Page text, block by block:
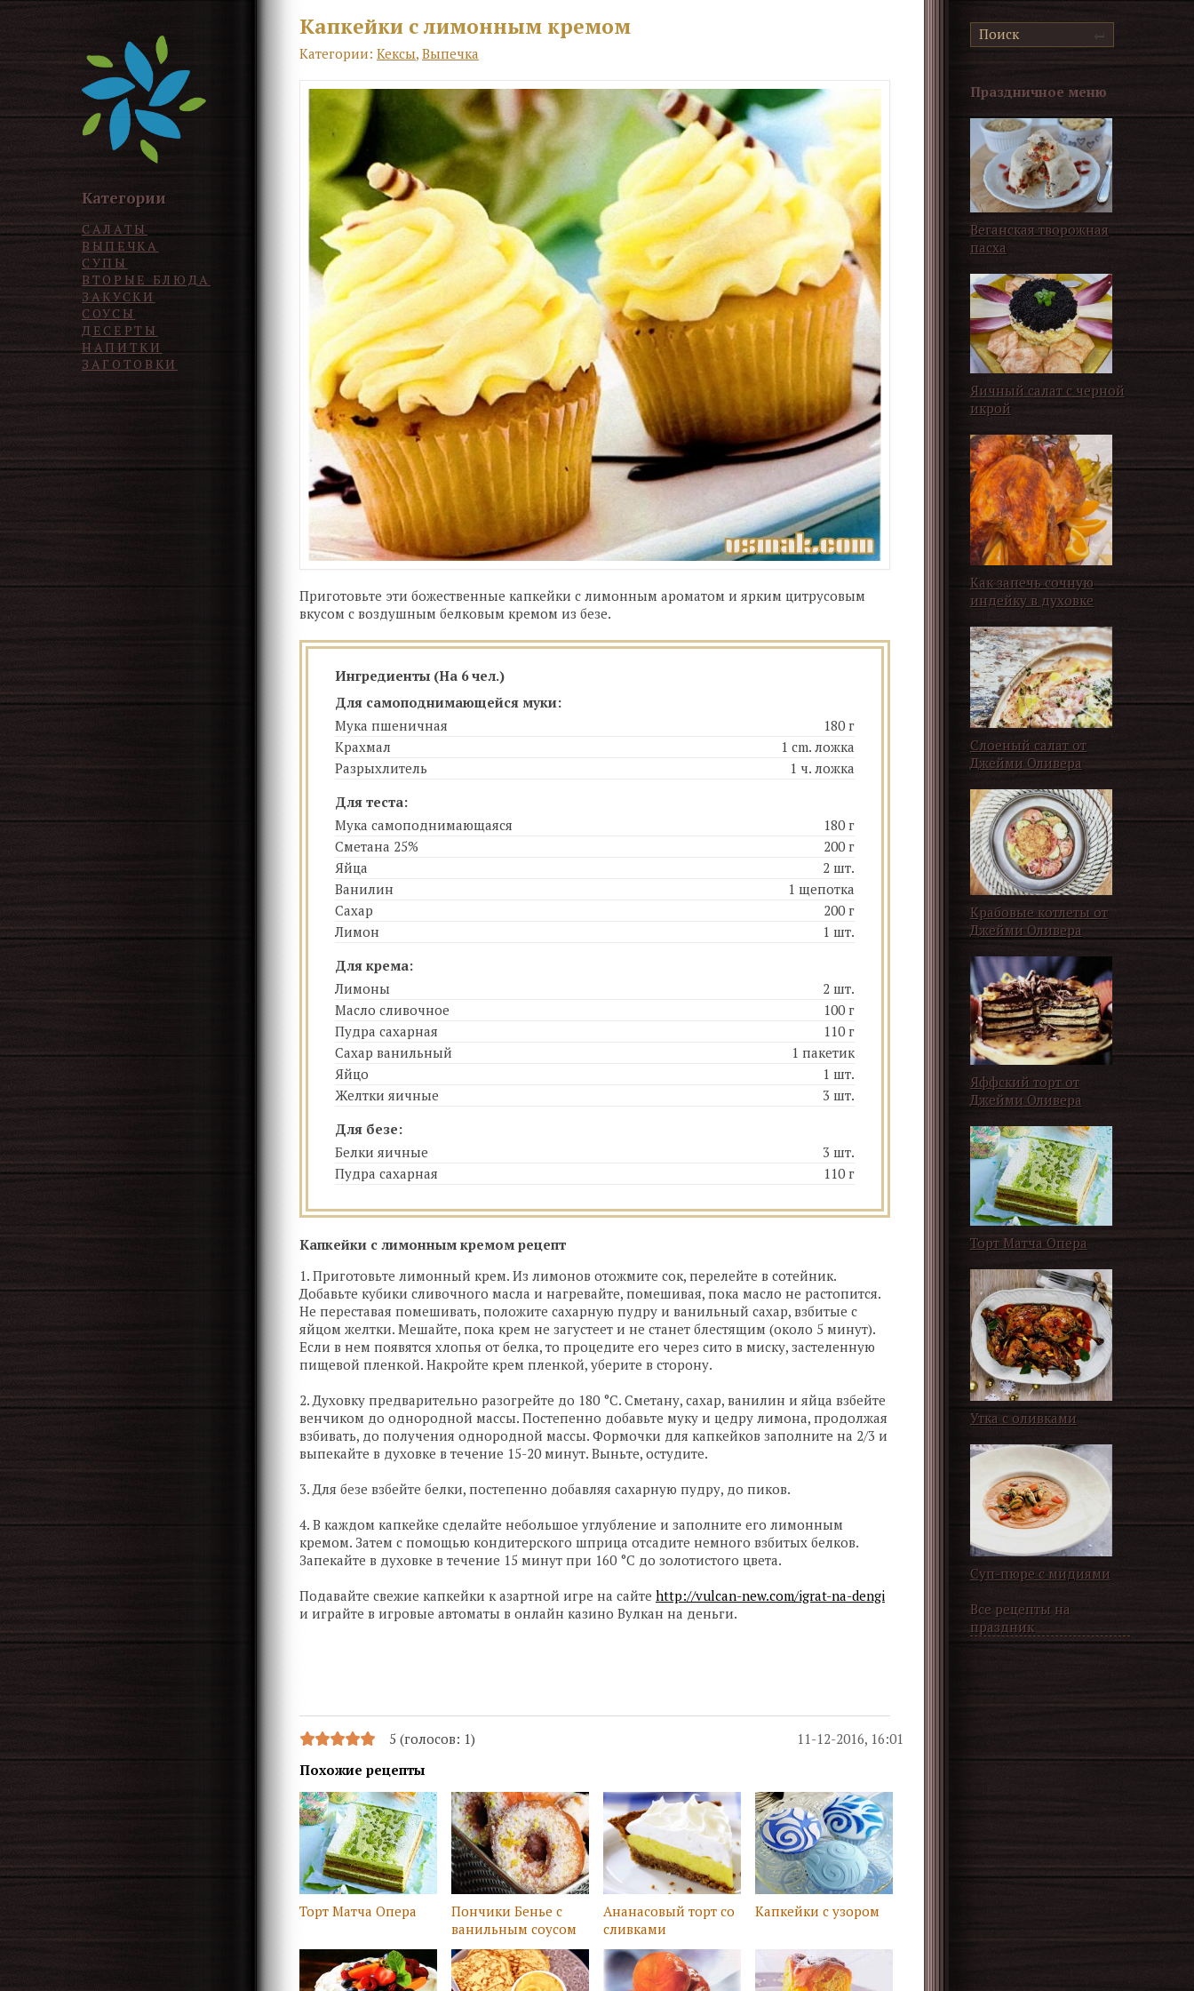
Категории
САЛАТЫ
ВЫПЕЧКА
СУПЫ
ВТОРЫЕ БЛЮДА
ЗАКУСКИ
СОУСЫ
ДЕСЕРТЫ
НАПИТКИ
ЗАГОТОВКИ
Капкейки с лимонным кремом
Категории: Кексы, Выпечка
Приготовьте эти божественные капкейки с лимонным ароматом и ярким цитрусовым
вкусом с воздушным белковым кремом из безе.
Ингредиенты (На 6 чел.)
Для самоподнимающейся муки:
Мука пшеничная
180 г
Крахмал
1 cm. ложка
Разрыхлитель
1 ч. ложка
Для теста:
Мука самоподнимающаяся
180 г
Сметана 25%
200 г
Яйца
2 шт.
Ванилин
1 щепотка
Сахар
200 г
Лимон
1 шт.
Для крема:
Лимоны
2 шт.
Масло сливочное
100 г
Пудра сахарная
110 г
Сахар ванильный
1 пакетик
Яйцо
1 шт.
Желтки яичные
3 шт.
Для безе:
Белки яичные
3 шт.
Пудра сахарная
110 г
Капкейки с лимонным кремом рецепт
1. Приготовьте лимонный крем. Из лимонов отожмите сок, перелейте в сотейник.
Добавьте кубики сливочного масла и нагревайте, помешивая, пока масло не растопится.
Не переставая помешивать, положите сахарную пудру и ванильный сахар, взбитые с
яйцом желтки. Мешайте, пока крем не загустеет и не станет блестящим (около 5 минут).
Если в нем появятся хлопья от белка, то процедите его через сито в миску, застеленную
пищевой пленкой. Накройте крем пленкой, уберите в сторону.
2. Духовку предварительно разогрейте до 180 °С. Сметану, сахар, ванилин и яйца взбейте
венчиком до однородной массы. Постепенно добавьте муку и цедру лимона, продолжая
взбивать, до получения однородной массы. Формочки для капкейков заполните на 2/3 и
выпекайте в духовке в течение 15-20 минут. Выньте, остудите.
3. Для безе взбейте белки, постепенно добавляя сахарную пудру, до пиков.
4. В каждом капкейке сделайте небольшое углубление и заполните его лимонным
кремом. Затем с помощью кондитерского шприца отсадите немного взбитых белков.
Запекайте в духовке в течение 15 минут при 160 °С до золотистого цвета.
Подавайте свежие капкейки к азартной игре на сайте http://vulcan-new.com/igrat-na-dengi
и играйте в игровые автоматы в онлайн казино Вулкан на деньги.
11-12-2016, 16:01
5 (голосов: 1)
Похожие рецепты
Торт Матча Опера
Пончики Бенье с
ванильным соусом
Ананасовый торт со
сливками
Капкейки с узором
Праздничное меню
Веганская творожная
пасха
Яичный салат с черной
икрой
Как запечь сочную
индейку в духовке
Слоеный салат от
Джейми Оливера
Крабовые котлеты от
Джейми Оливера
Яффский торт от
Джейми Оливера
Торт Матча Опера
Утка с оливками
Суп-пюре с мидиями
Все рецепты на
праздник